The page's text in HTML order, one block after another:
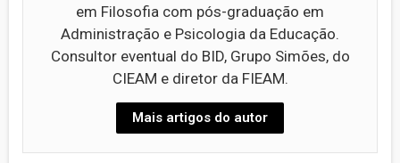
em Filosofia com pós-graduação em
Administração e Psicologia da Educação.
Consultor eventual do BID, Grupo Simões, do
CIEAM e diretor da FIEAM.
Mais artigos do autor